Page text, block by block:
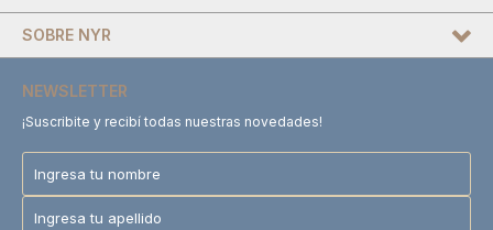
SOBRE NYR
NEWSLETTER
¡Suscribite y recibí todas nuestras novedades!